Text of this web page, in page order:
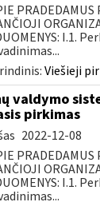
I.1.
Viešieji
valdymo
pirkimas
2022-12-08
I.1.